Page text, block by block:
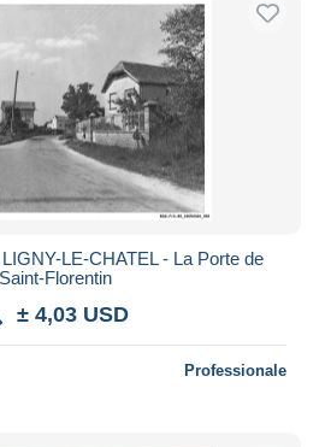
LE-CHATEL - La Porte de
Saint-Florentin
± 4,03 USD
Professionale